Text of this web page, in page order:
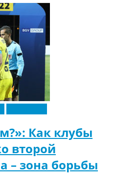
Как клубы
второй
– зона борьбы